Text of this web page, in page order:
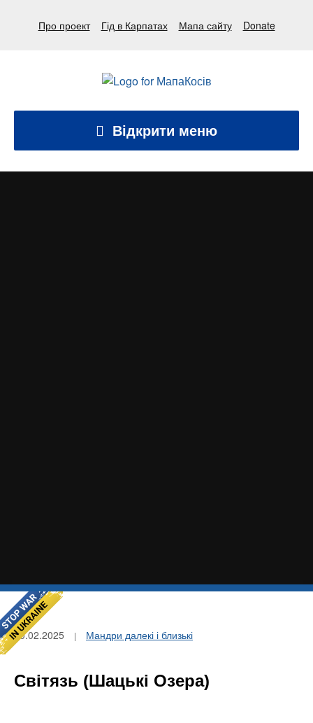
Про проект Гід в Карпатах Мапа сайту Donate
Відкрити меню
10.02.2025 Мандри далекі і близькі
Світязь (Шацькі Озера)